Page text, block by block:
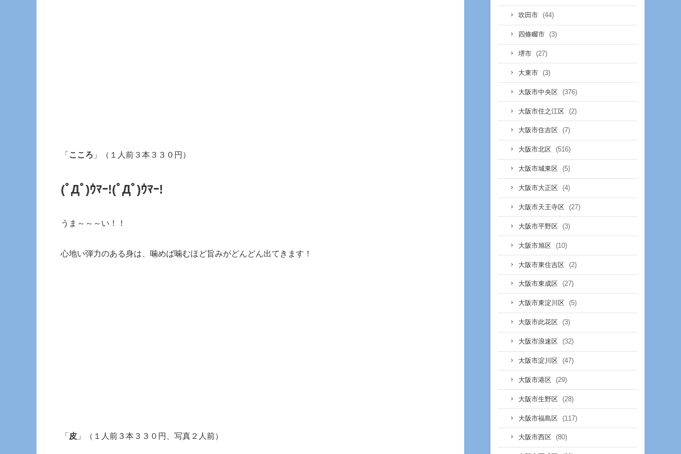
「 こころ 」（１人前３本３３０円）
(ﾟДﾟ)ｳﾏｰ!(ﾟДﾟ)ｳﾏｰ!
うま～～～い！！
心地い弾力のある身は、噛めば噛むほど旨みがどんどん出てきます！
「 皮 」（１人前３本３３０円、写真２人前）
吹田市 (44)
四條畷市 (3)
堺市 (27)
大東市 (3)
大阪市中央区 (376)
大阪市住之江区 (2)
大阪市住吉区 (7)
大阪市北区 (516)
大阪市城東区 (5)
大阪市大正区 (4)
大阪市天王寺区 (27)
大阪市平野区 (3)
大阪市旭区 (10)
大阪市東住吉区 (2)
大阪市東成区 (27)
大阪市東淀川区 (5)
大阪市此花区 (3)
大阪市浪速区 (32)
大阪市淀川区 (47)
大阪市港区 (29)
大阪市生野区 (28)
大阪市福島区 (117)
大阪市西区 (80)